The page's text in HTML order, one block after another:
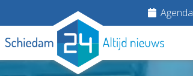
Agenda